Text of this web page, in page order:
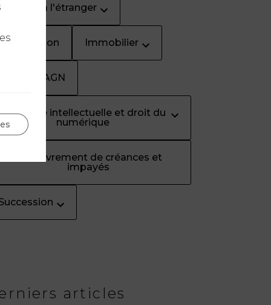
à l'étranger
Immigration Immobilier
Les Quiz AGN
Propriété intellectuelle et droit du
numérique
Recouvrement de créances et
impayés
articles